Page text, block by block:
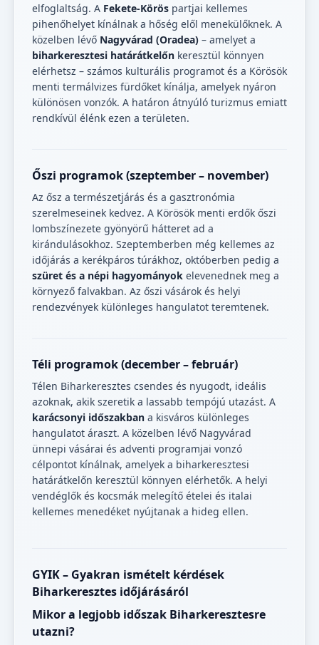
elfoglaltság. A Fekete-Körös partjai kellemes
pihenőhelyet kínálnak a hőség elől menekülőknek. A
közelben lévő Nagyvárad (Oradea) – amelyet a
biharkeresztesi határátkelőn keresztül könnyen
elérhetsz – számos kulturális programot és a Körösök
menti termálvizes fürdőket kínálja, amelyek nyáron
különösen vonzók. A határon átnyúló turizmus emiatt
rendkívül élénk ezen a területen.
Őszi programok (szeptember – november)
Az ősz a természetjárás és a gasztronómia
szerelmeseinek kedvez. A Körösök menti erdők őszi
lombszínezete gyönyörű hátteret ad a
kirándulásokhoz. Szeptemberben még kellemes az
időjárás a kerékpáros túrákhoz, októberben pedig a
szüret és a népi hagyományok elevenednek meg a
környező falvakban. Az őszi vásárok és helyi
rendezvények különleges hangulatot teremtenek.
Téli programok (december – február)
Télen Biharkeresztes csendes és nyugodt, ideális
azoknak, akik szeretik a lassabb tempójú utazást. A
karácsonyi időszakban a kisváros különleges
hangulatot áraszt. A közelben lévő Nagyvárad
ünnepi vásárai és adventi programjai vonzó
célpontot kínálnak, amelyek a biharkeresztesi
határátkelőn keresztül könnyen elérhetők. A helyi
vendéglők és kocsmák melegítő ételei és italai
kellemes menedéket nyújtanak a hideg ellen.
GYIK – Gyakran ismételt kérdések
Biharkeresztes időjárásáról
Mikor a legjobb időszak Biharkeresztesre
utazni?